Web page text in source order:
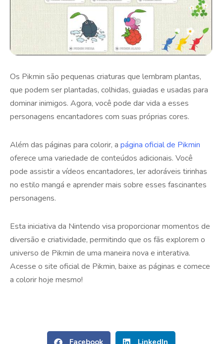
Os Pikmin são pequenas criaturas que lembram plantas,
que podem ser plantadas, colhidas, guiadas e usadas para
dominar inimigos. Agora, você pode dar vida a esses
personagens encantadores com suas próprias cores.
Além das páginas para colorir, a página oficial de Pikmin
oferece uma variedade de conteúdos adicionais. Você
pode assistir a vídeos encantadores, ler adoráveis tirinhas
no estilo mangá e aprender mais sobre esses fascinantes
personagens.
Esta iniciativa da Nintendo visa proporcionar momentos de
diversão e criatividade, permitindo que os fãs explorem o
universo de Pikmin de uma maneira nova e interativa.
Acesse o site oficial de Pikmin, baixe as páginas e comece
a colorir hoje mesmo!
Facebook LinkedIn